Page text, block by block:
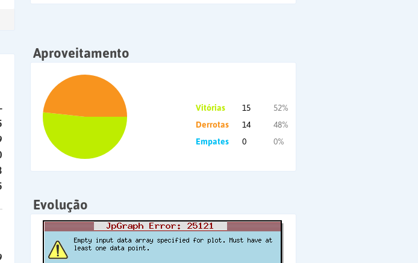
-
Aproveitamento
Vitórias 15
52%
Derrotas
14
48%
Empates
0 0%
Evolução